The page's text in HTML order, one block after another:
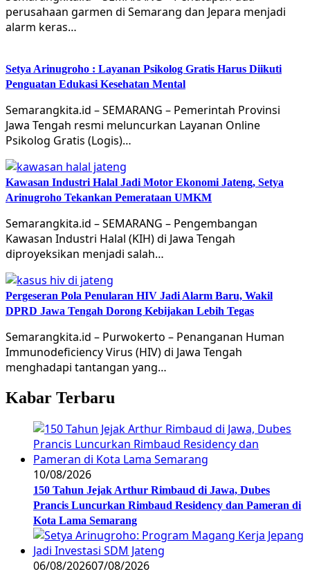
perusahaan garmen di Semarang dan Jepara menjadi
alarm keras…
Setya Arinugroho : Layanan Psikolog Gratis Harus Diikuti
Penguatan Edukasi Kesehatan Mental
Semarangkita.id – SEMARANG – Pemerintah Provinsi
Jawa Tengah resmi meluncurkan Layanan Online
Psikolog Gratis (Logis)…
Kawasan Industri Halal Jadi Motor Ekonomi Jateng, Setya
Arinugroho Tekankan Pemerataan UMKM
Semarangkita.id – SEMARANG – Pengembangan
Kawasan Industri Halal (KIH) di Jawa Tengah
diproyeksikan menjadi salah…
Pergeseran Pola Penularan HIV Jadi Alarm Baru, Wakil
DPRD Jawa Tengah Dorong Kebijakan Lebih Tegas
Semarangkita.id – Purwokerto – Penanganan Human
Immunodeficiency Virus (HIV) di Jawa Tengah
menghadapi tantangan yang…
Kabar Terbaru
10/08/2026
150 Tahun Jejak Arthur Rimbaud di Jawa, Dubes
Prancis Luncurkan Rimbaud Residency dan Pameran di
Kota Lama Semarang
06/08/202607/08/2026